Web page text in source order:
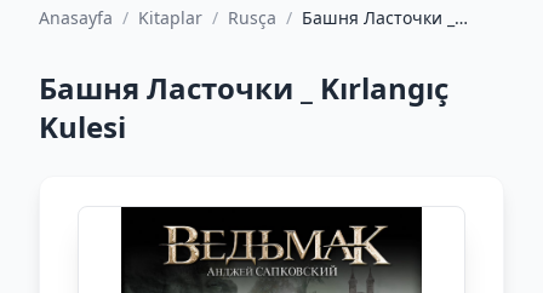
Anasayfa / Kitaplar / Rusça / Башня Ласточки _
Башня Ласточки _ Kırlangıç ​​
Kulesi